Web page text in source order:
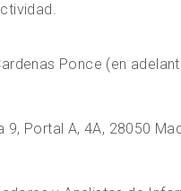
Ponce (en
9, Portal A, 4A, 28050